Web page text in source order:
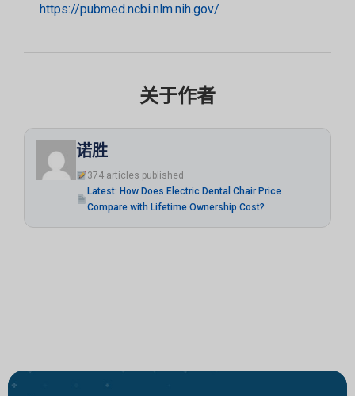
https://pubmed.ncbi.nlm.nih.gov/
关于作者
诺胜
374 articles published
Latest: How Does Electric Dental Chair Price
Compare with Lifetime Ownership Cost?